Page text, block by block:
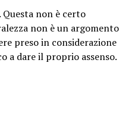
non è certo
non è un argomento
preso in considerazione
a dare il proprio assenso.